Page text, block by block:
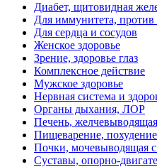
Диабет, щитовидная
Для иммунитета, против
Для сердца и сосудов
Женское здоровье
Зрение, здоровье глаз
Комплексное действие
Мужское здоровье
Нервная система и
Органы дыхания, ЛОР
Печень,
Пищеварение, похудение
Почки, мочевыводящая
Суставы, опорно-